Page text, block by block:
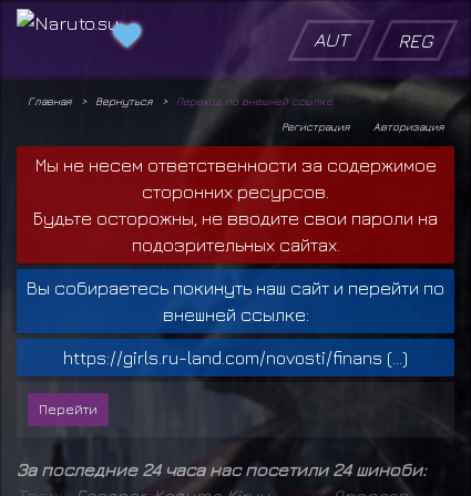
AUT REG
Главная Вернуться
Переход по внешней ссылке
Авторизация
Регистрация
Мы не несем ответственности за содержимое
сторонних ресурсов.
Будьте осторожны, не вводите свои пароли на
подозрительных сайтах.
Вы собираетесь покинуть наш сайт и перейти по
внешней ссылке:
https://girls.ru-land.com/novosti/finans (...)
За последние 24 часа нас посетили 24 шиноби: